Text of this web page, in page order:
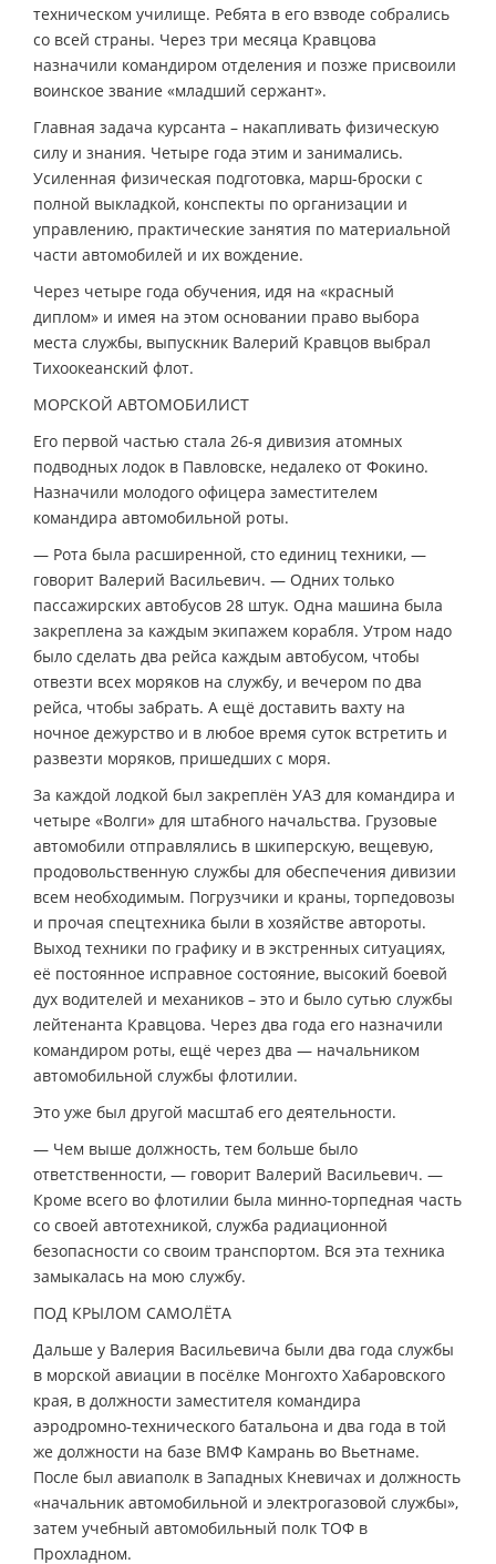
техническом училище. Ребята в его взводе собрались
со всей страны. Через три месяца Кравцова
назначили командиром отделения и позже присвоили
воинское звание «младший сержант».
Главная задача курсанта – накапливать физическую
силу и знания. Четыре года этим и занимались.
Усиленная физическая подготовка, марш-броски с
полной выкладкой, конспекты по организации и
управлению, практические занятия по материальной
части автомобилей и их вождение.
Через четыре года обучения, идя на «красный
диплом» и имея на этом основании право выбора
места службы, выпускник Валерий Кравцов выбрал
Тихоокеанский флот.
МОРСКОЙ АВТОМОБИЛИСТ
Его первой частью стала 26-я дивизия атомных
подводных лодок в Павловске, недалеко от Фокино.
Назначили молодого офицера заместителем
командира автомобильной роты.
— Рота была расширенной, сто единиц техники, —
говорит Валерий Васильевич. — Одних только
пассажирских автобусов 28 штук. Одна машина была
закреплена за каждым экипажем корабля. Утром надо
было сделать два рейса каждым автобусом, чтобы
отвезти всех моряков на службу, и вечером по два
рейса, чтобы забрать. А ещё доставить вахту на
ночное дежурство и в любое время суток встретить и
развезти моряков, пришедших с моря.
За каждой лодкой был закреплён УАЗ для командира и
четыре «Волги» для штабного начальства. Грузовые
автомобили отправлялись в шкиперскую, вещевую,
продовольственную службы для обеспечения дивизии
всем необходимым. Погрузчики и краны, торпедовозы
и прочая спецтехника были в хозяйстве автороты.
Выход техники по графику и в экстренных ситуациях,
её постоянное исправное состояние, высокий боевой
дух водителей и механиков – это и было сутью службы
лейтенанта Кравцова. Через два года его назначили
командиром роты, ещё через два — начальником
автомобильной службы флотилии.
Это уже был другой масштаб его деятельности.
— Чем выше должность, тем больше было
ответственности, — говорит Валерий Васильевич. —
Кроме всего во флотилии была минно-торпедная часть
со своей автотехникой, служба радиационной
безопасности со своим транспортом. Вся эта техника
замыкалась на мою службу.
ПОД КРЫЛОМ САМОЛЁТА
Дальше у Валерия Васильевича были два года службы
в морской авиации в посёлке Монгохто Хабаровского
края, в должности заместителя командира
аэродромно-технического батальона и два года в той
же должности на базе ВМФ Камрань во Вьетнаме.
После был авиаполк в Западных Кневичах и должность
«начальник автомобильной и электрогазовой службы»,
затем учебный автомобильный полк ТОФ в
Прохладном.